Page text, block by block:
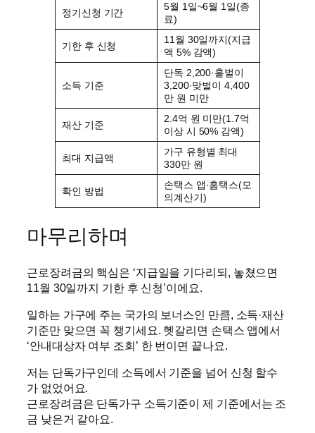
정기신청 기간
5월 1일~6월 1일(종
료)
기한 후 신청
11월 30일까지(지급
액 5% 감액)
소득 기준
단독 2,200·홑벌이
3,200·맞벌이 4,400
만 원 미만
재산 기준
2.4억 원 미만(1.7억
이상 시 50% 감액)
최대 지급액
가구 유형별 최대
330만 원
확인 방법
손택스 앱·홈택스(모
의계산기)
마무리하며
근로장려금의 핵심은 ‘지급일을 기다리되, 놓쳤으면
11월 30일까지 기한 후 신청’이에요.
일하는 가구에 주는 국가의 보너스인 만큼, 소득·재산
기준만 맞으면 꼭 챙기세요. 헷갈리면 손택스 앱에서
‘안내대상자 여부 조회’ 한 번이면 끝나요.
저는 단독가구인데 소득에서 기준을 넘어 신청 할수
가 없었어요.
근로장려금은 단독가구 소득기준이 제 기준에서는 조
금 낮은거 같아요.